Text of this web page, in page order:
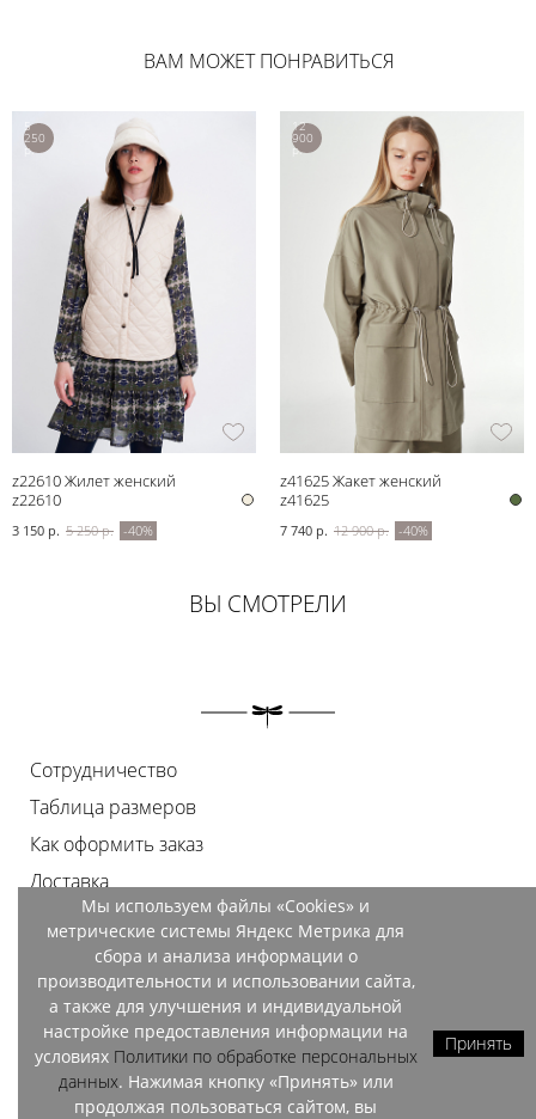
ВАМ МОЖЕТ ПОНРАВИТЬСЯ
5
250
р.
z22610 Жилет женский
z22610
3 150 р. 5 250 р. -40%
12
900
р.
z41625 Жакет женский
z41625
7 740 р. 12 900 р. -40%
ВЫ СМОТРЕЛИ
Сотрудничество
Таблица размеров
Как оформить заказ
Доставка
Оплата
Возврат
Документы
Контакты
Магазины
Мы используем файлы «Cookies» и
метрические системы Яндекс Метрика для
сбора и анализа информации о
производительности и использовании сайта,
а также для улучшения и индивидуальной
настройке предоставления информации на
условиях Политики по обработке персональных
данных. Нажимая кнопку «Принять» или
продолжая пользоваться сайтом, вы
Принять